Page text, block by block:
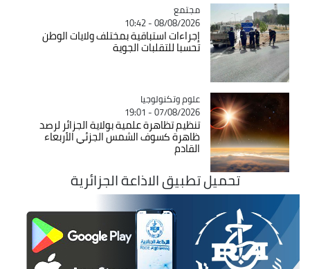
Catégorie
مجتمع
08/08/2026 - 10:42
إجراءات استباقية بمختلف ولايات الوطن
تحسبا للتقلبات الجوية
Catégorie
علوم وتكنولوجيا
07/08/2026 - 19:01
تنظيم تظاهرة علمية بولاية الجزائر لرصد
ظاهرة كسوف الشمس الجزئي الأربعاء
القادم
تحميل تطبيق الاذاعة الجزائرية